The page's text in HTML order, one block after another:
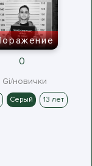
0
Gi/новички
Серый 13 лет